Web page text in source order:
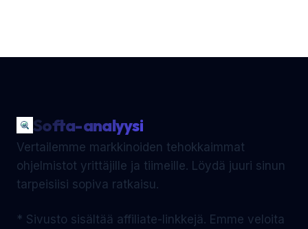
Softa-analyysi
Vertailemme markkinoiden tehokkaimmat
ohjelmistot yrittäjille ja tiimeille. Löydä juuri sinun
tarpeisiisi sopiva ratkaisu.
* Sivusto sisältää affiliate-linkkejä. Emme veloita